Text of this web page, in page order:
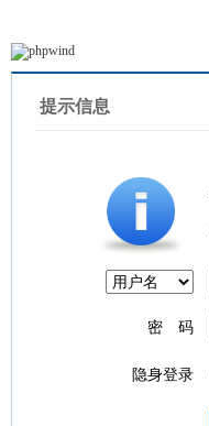
提示信息
密 码
隐身登录